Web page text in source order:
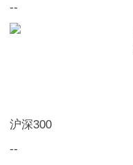
--
沪深300
--